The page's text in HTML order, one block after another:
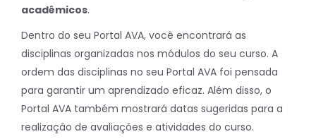
acadêmicos.
Dentro do seu Portal AVA, você encontrará as
disciplinas organizadas nos módulos do seu curso. A
ordem das disciplinas no seu Portal AVA foi pensada
para garantir um aprendizado eficaz. Além disso, o
Portal AVA também mostrará datas sugeridas para a
realização de avaliações e atividades do curso.